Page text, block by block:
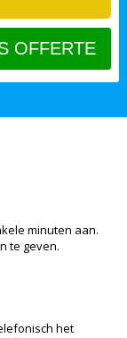
minuten aan.
te geven.
het